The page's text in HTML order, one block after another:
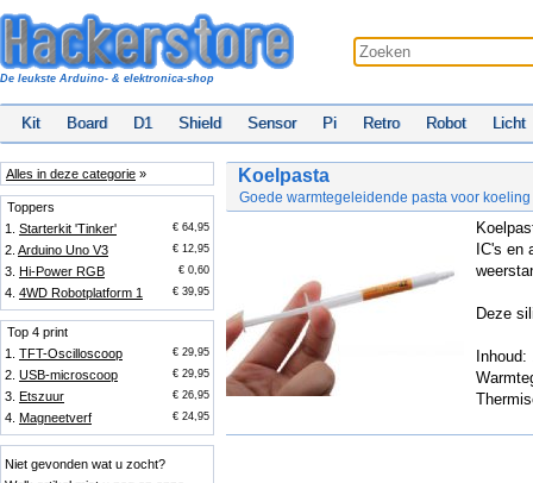
De leukste Arduino- & elektronica-shop
Kit Board D1 Shield Sensor Pi Retro Robot Licht
Alles in deze categorie »
Toppers
1. Starterkit 'Tinker' € 64,95
2. Arduino Uno V3 € 12,95
3. Hi-Power RGB € 0,60
4. 4WD Robotplatform 1 € 39,95
Top 4 print
1. TFT-Oscilloscoop € 29,95
2. USB-microscoop € 29,95
3. Etszuur € 26,95
4. Magneetverf € 24,95
Niet gevonden wat u zocht?
Koelpasta
Goede warmtegeleidende pasta voor
IC's en
Deze